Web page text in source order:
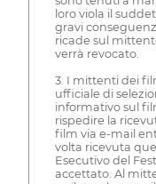
loro viola il
gravi
ricade sul
verrà revocato.
3. I mittenti dei
ufficiale di
informativo sul
rispedire la
film via e-mail
volta ricevuta
Esecutivo del
accettato. Al